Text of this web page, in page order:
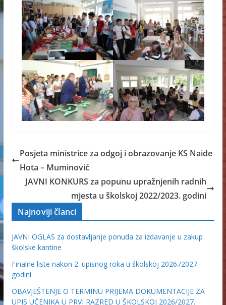
Posjeta ministrice za odgoj i obrazovanje KS Naide
Hota – Muminović
JAVNI KONKURS za popunu upražnjenih radnih
mjesta u školskoj 2022/2023. godini
Najnoviji članci
JAVNI OGLAS za dostavljanje ponuda za izdavanje u zakup
školske kantine
Finalne liste nakon 2. upisnog roka u školskoj 2026./2027.
godini
OBAVJEŠTENJE O TERMINU PRIJEMA DOKUMENTACIJE ZA
UPIS UČENIKA U PRVI RAZRED U ŠKOLSKOJ 2026/2027.